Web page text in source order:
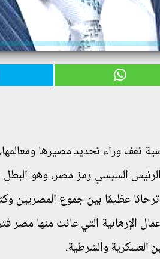
تقف وراء تحديد مصيرها
السيسي رمز مصر، وهو البطل
عظيمًا بين جموع المصريين
الإرهابية التي عانت منها مصر
العسكرية والشرطية.